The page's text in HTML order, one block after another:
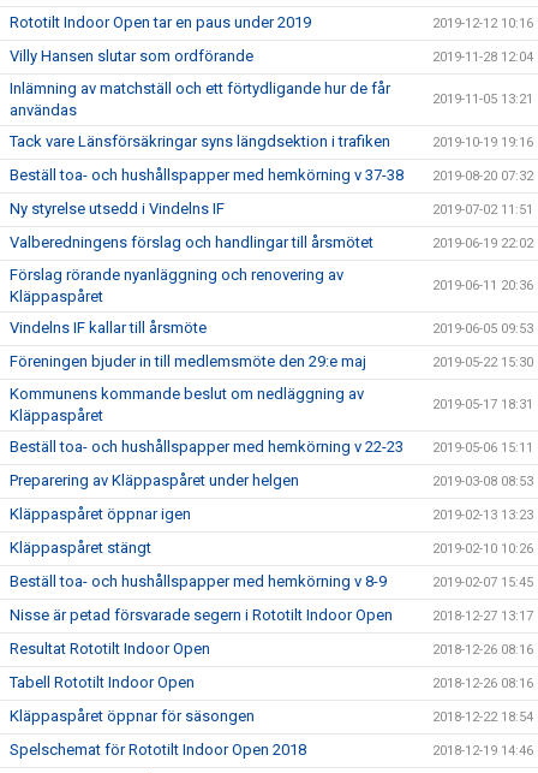
Rototilt Indoor Open tar en paus under 2019 2019-12-12 10:16
Villy Hansen slutar som ordförande 2019-11-28 12:04
Inlämning av matchställ och ett förtydligande hur de får
användas
2019-11-05 13:21
Tack vare Länsförsäkringar syns längdsektion i trafiken 2019-10-19 19:16
Beställ toa- och hushållspapper med hemkörning v 37-38 2019-08-20 07:32
Ny styrelse utsedd i Vindelns IF 2019-07-02 11:51
Valberedningens förslag och handlingar till årsmötet 2019-06-19 22:02
Förslag rörande nyanläggning och renovering av
Kläppaspåret
2019-06-11 20:36
Vindelns IF kallar till årsmöte 2019-06-05 09:53
Föreningen bjuder in till medlemsmöte den 29:e maj 2019-05-22 15:30
Kommunens kommande beslut om nedläggning av
Kläppaspåret
2019-05-17 18:31
Beställ toa- och hushållspapper med hemkörning v 22-23 2019-05-06 15:11
Preparering av Kläppaspåret under helgen 2019-03-08 08:53
Kläppaspåret öppnar igen 2019-02-13 13:23
Kläppaspåret stängt 2019-02-10 10:26
Beställ toa- och hushållspapper med hemkörning v 8-9 2019-02-07 15:45
Nisse är petad försvarade segern i Rototilt Indoor Open 2018-12-27 13:17
Resultat Rototilt Indoor Open 2018-12-26 08:16
Tabell Rototilt Indoor Open 2018-12-26 08:16
Kläppaspåret öppnar för säsongen 2018-12-22 18:54
Spelschemat för Rototilt Indoor Open 2018 2018-12-19 14:46